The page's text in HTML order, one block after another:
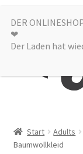
Zur
Navigation
springen
Zum
Inhalt
springen
Alle Produkte
Start Adults
Baumwollkleid
DER
❤︎
Der Laden hat